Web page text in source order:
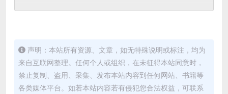
声明：本站所有资源、文章，如无特殊说明或标注，均为
来自互联网整理。任何个人或组织，在未征得本站同意时，
禁止复制、盗用、采集、发布本站内容到任何网站、书籍等
各类媒体平台。如若本站内容若有侵犯您合法权益，可联系